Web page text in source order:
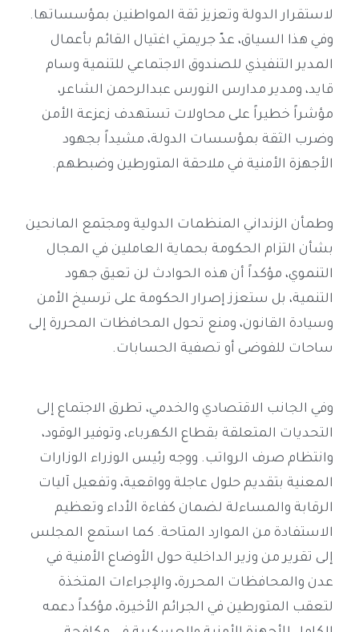
لاستقرار الدولة وتعزيز ثقة المواطنين بمؤسساتها.
وفي هذا السياق، عدّ جريمتي اغتيال القائم بأعمال
المدير التنفيذي للصندوق الاجتماعي للتنمية وسام
قايد، ومدير مدارس النورس عبدالرحمن الشاعر،
مؤشراً خطيراً على محاولات تستهدف زعزعة الأمن
وضرب الثقة بمؤسسات الدولة، مشيداً بجهود
الأجهزة الأمنية في ملاحقة المتورطين وضبطهم.
وطمأن الزنداني المنظمات الدولية ومجتمع المانحين
بشأن التزام الحكومة بحماية العاملين في المجال
التنموي، مؤكداً أن هذه الحوادث لن تعيق جهود
التنمية، بل ستعزز إصرار الحكومة على ترسيخ الأمن
وسيادة القانون، ومنع تحول المحافظات المحررة إلى
ساحات للفوضى أو تصفية الحسابات.
وفي الجانب الاقتصادي والخدمي، تطرق الاجتماع إلى
التحديات المتعلقة بقطاع الكهرباء، وتوفير الوقود،
وانتظام صرف الرواتب. ووجه رئيس الوزراء الوزارات
المعنية بتقديم حلول عاجلة وواقعية، وتفعيل آليات
الرقابة والمساءلة لضمان كفاءة الأداء وتعظيم
الاستفادة من الموارد المتاحة. كما استمع المجلس
إلى تقرير من وزير الداخلية حول الأوضاع الأمنية في
عدن والمحافظات المحررة، والإجراءات المتخذة
لتعقب المتورطين في الجرائم الأخيرة، مؤكداً دعمه